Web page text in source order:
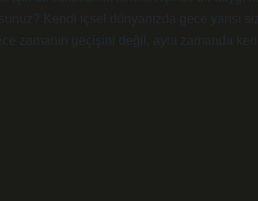
Kendi içsel dünyanızda gece yarısı
zamanın geçişini değil, aynı zamanda